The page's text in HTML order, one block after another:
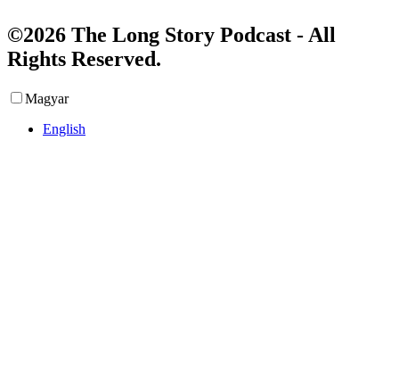
©2026 The Long Story Podcast - All
Rights Reserved.
Magyar
English